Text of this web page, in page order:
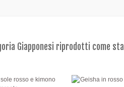
Giapponesi riprodotti come